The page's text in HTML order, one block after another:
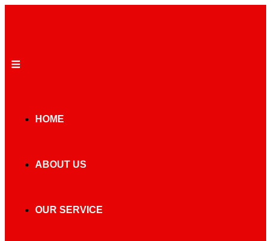
HOME
ABOUT US
OUR SERVICE